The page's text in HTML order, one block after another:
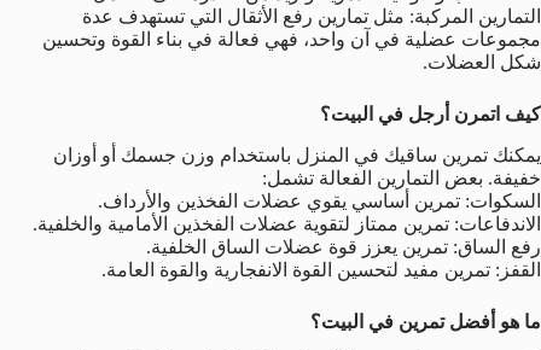
التمارين المركبة: مثل تمارين رفع الأثقال التي تستهدف عدة
مجموعات عضلية في آن واحد، فهي فعالة في بناء القوة وتحسين
شكل العضلات.
كيف اتمرن أرجل في البيت؟
يمكنك تمرين ساقيك في المنزل باستخدام وزن جسمك أو أوزان
خفيفة. بعض التمارين الفعالة تشمل:
السكوات: تمرين أساسي يقوي عضلات الفخذين والأرداف.
الاندفاعات: تمرين ممتاز لتقوية عضلات الفخذين الأمامية والخلفية.
رفع الساق: تمرين يعزز قوة عضلات الساق الخلفية.
القفز: تمرين مفيد لتحسين القوة الانفجارية والقوة العامة.
ما هو أفضل تمرين في البيت؟